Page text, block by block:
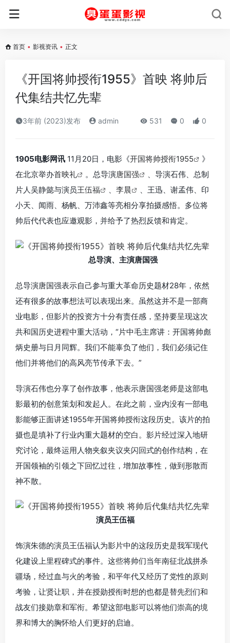
首页 • 影视资讯 • 正文
《开国将帅授衔1955》首映 将帅后
代集结共忆先辈
3年前 (2023)发布 admin 531 0 0
1905电影网讯 11月20日，电影《开国将帅授衔1955
》
在北京举办首映礼 。总导演唐国强
、导演石伟、总制
片人吴静懿与演员王伍福 、 李晨
、王迅、谢孟伟、印
小天、闻雨、杨帆、万沛鑫等亮相分享拍摄感悟。多位将
帅后代代表也应邀观影，并给予了热烈反馈和肯定。
总导演、主演唐国强
总导演唐国强表示自己参与重大革命历史题材28年，依然
还有很多的故事想法可以表现出来。虽然这并不是一部商
业电影，但影片的投资方十分有责任感，坚持要呈现这次
共和国历史进程中重大活动，“片中毛主席讲：开国将帅彪
炳史册与日月同辉。我们不能辜负了他们，我们必须记住
他们并将他们的高风亮节传承下去。”
导演石伟也分享了创作故事，他表示唐国强老师是这部电
影最初的创意策划和发起人。在此之前，业内没有一部电
影能够正面讲述1955年开国将帅授衔这段历史。该片的拍
摄也是填补了行业内重大题材的空白。影片经过深入地研
究讨论，最终运用人物夹叙夹议夹闪回式的创作结构，在
开国领袖的引领之下回忆过往，增加故事性，做到形散而
神不散。
演员王伍福
饰演朱德的演员王伍福认为影片中的这段历史是我军现代
化建设上里程碑式的事件。这些将帅们当年南征北战拼杀
疆场，经过血与火的考验，和平年代又经历了党性的原则
考验，让贤让职，并在授勋授衔时想的也都是替先烈们和
战友们接勋章和军衔。希望这部电影可以将他们崇高的境
界和博大的胸怀给人们更好的启迪。